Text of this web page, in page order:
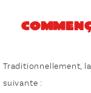
Traditionnellement,
suivante :